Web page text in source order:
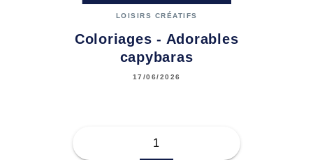
LOISIRS CRÉATIFS
Coloriages - Adorables
capybaras
17/06/2026
1